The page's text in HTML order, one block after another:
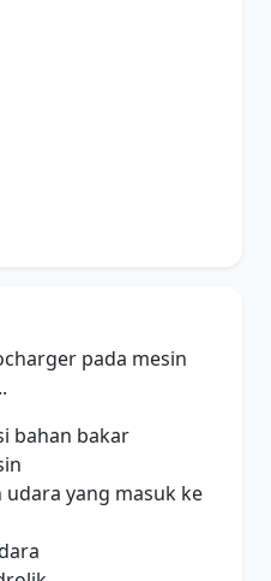
pada mesin
bahan bakar
yang masuk ke